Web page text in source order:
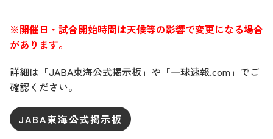
※開催日・試合開始時間は天候等の影響で変更になる場合
があります。
詳細は「JABA東海公式掲示板」や「一球速報.com」でご
確認ください。
JABA東海公式掲示板